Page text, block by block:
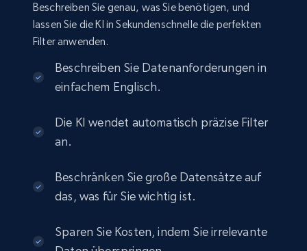
eCommerce
2.5K+ 378+ Jetzt kaufen
eBay
Seller reviews, Breadcrumbs, Root category, and
more.
eCommerce
Beschreiben Sie genau, was Sie benötigen, und
lassen Sie die KI in Sekundenschnelle die perfekten
Filter anwenden.
Beschreiben Sie Datenanforderungen in
einfachem Englisch.
Die KI wendet automatisch präzise Filter
an.
Beschränken Sie große Datensätze auf
das, was für Sie wichtig ist.
Sparen Sie Kosten, indem Sie irrelevante